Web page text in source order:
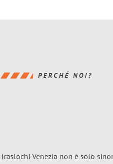
PERCHÉ NOI?
Traslochi Venezia non è solo